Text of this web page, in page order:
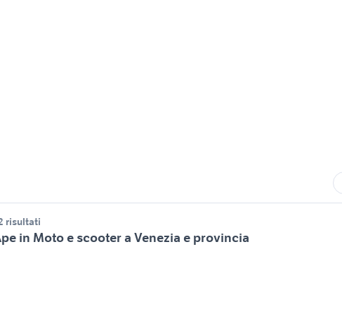
risultati
in Moto e scooter a Venezia e provincia